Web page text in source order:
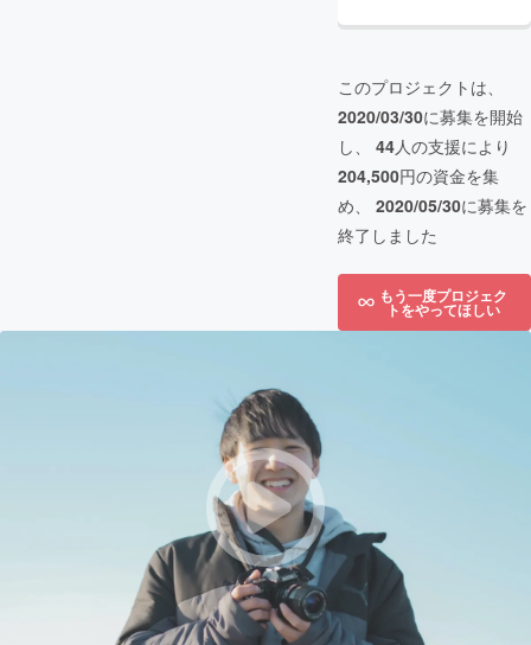
このプロジェクトは、
2020/03/30に募集を開始
し、 44人の支援により
204,500円の資金を集
め、 2020/05/30に募集を
終了しました
もう一度プロジェク
トをやってほしい